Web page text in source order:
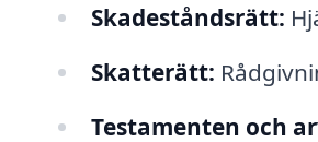
Skadeståndsrätt:
Skatterätt:
Testamenten och